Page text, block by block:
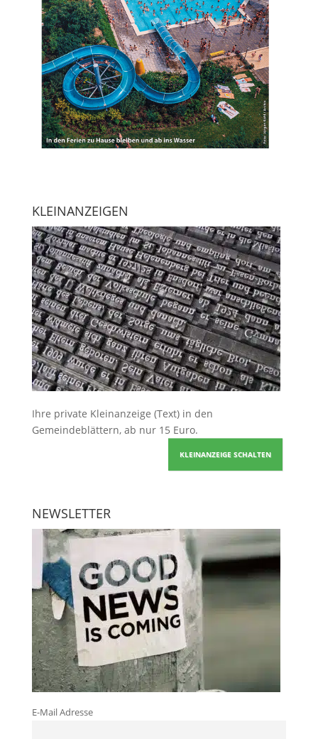
KLEINANZEIGEN
Ihre private Kleinanzeige (Text) in den
Gemeindeblättern, ab nur 15 Euro.
KLEINANZEIGE SCHALTEN
NEWSLETTER
E-Mail Adresse